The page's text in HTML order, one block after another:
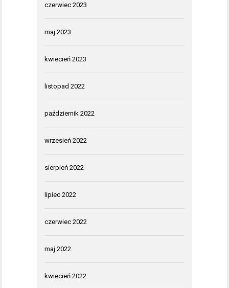
czerwiec 2023
maj 2023
kwiecień 2023
listopad 2022
październik 2022
wrzesień 2022
sierpień 2022
lipiec 2022
czerwiec 2022
maj 2022
kwiecień 2022